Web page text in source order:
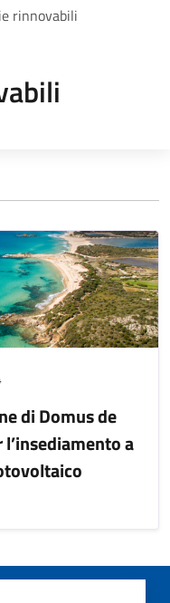
rinnovabili
di Domus de
a